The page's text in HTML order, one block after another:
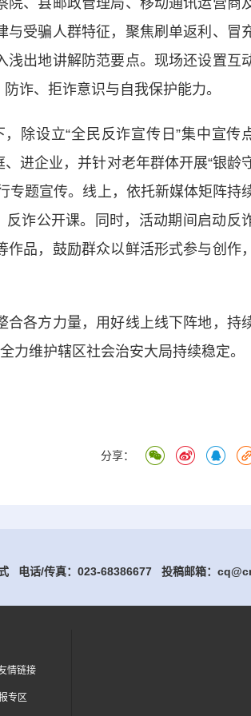
、县邮政管理局、移动通讯运营商
与受骗人群特征，聚焦刷单返利、冒
出地讲解防范要点。现场还设置互
诈、拒诈意识与自我保护能力。
设立“全民反诈宣传日”集中宣传
进企业，并针对老年群体开展“银龄
专题宣传。线上，依托新媒体矩阵持
反诈公开课。同时，活动期间启动反
品，鼓励群众以鲜活形式参与创作，
各方力量，用好线上线下阵地，持
力维护辖区社会治安大局持续稳定。
分享：
电话/传真：023-68386677 投稿邮箱：
情链接
专区